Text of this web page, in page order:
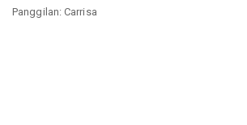
Panggilan: Carrisa